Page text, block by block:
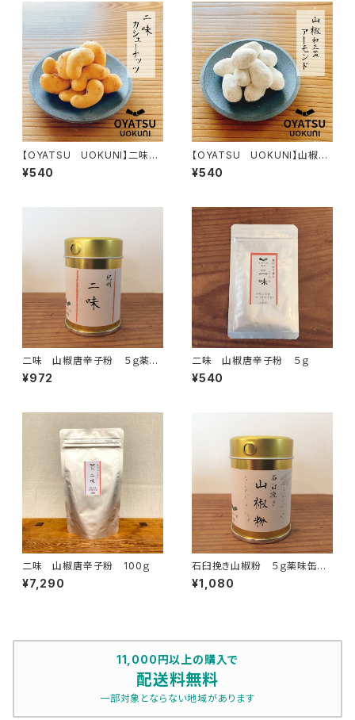
【OYATSU UOKUNI】二味カ
シューナッツ
¥540
【OYATSU UOKUNI】山椒和
三盆アーモンド
¥540
二味 山椒唐辛子粉 ５ｇ薬味
缶付き
¥972
二味 山椒唐辛子粉 ５ｇ
¥540
二味 山椒唐辛子粉 100ｇ
¥7,290
石臼挽き山椒粉 ５ｇ薬味缶付
き
¥1,080
11,000円以上の購入で
配送料無料
一部対象とならない地域があります